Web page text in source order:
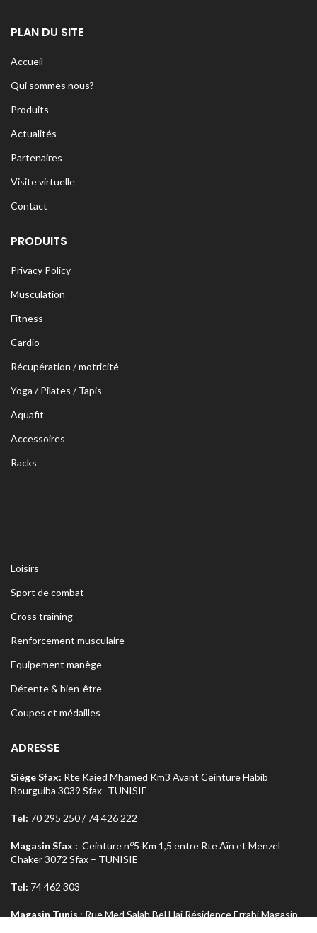
PLAN DU SITE
Accueil
Qui sommes nous?
Produits
Actualités
Partenaires
Visite virtuelle
Contact
PRODUITS
Privacy Policy
Musculation
Fitness
Cardio
Récupération / motricité
Yoga / Pilates / Tapis
Aquafit
Accessoires
Racks
Loisirs
Sport de combat
Cross training
Renforcement musculaire
Equipement manège
Détente & bien-être
Coupes et médailles
ADRESSE
Siège Sfax: Rte Kaied Mhamed Km3 Avant Ceinture Habib
Bourguiba 3039 Sfax- TUNISIE
Tel: 70 295 250 / 74 426 222
Magasin Sfax : Ceinture no5 Km 1,5 entre Rte Aïn et Menzel
Chaker 3072 Sfax – TUNISIE
Tel: 74 462 303
Magasin Tunis: Rue Med Salah Bel Haj Résidence Errabi Magasin